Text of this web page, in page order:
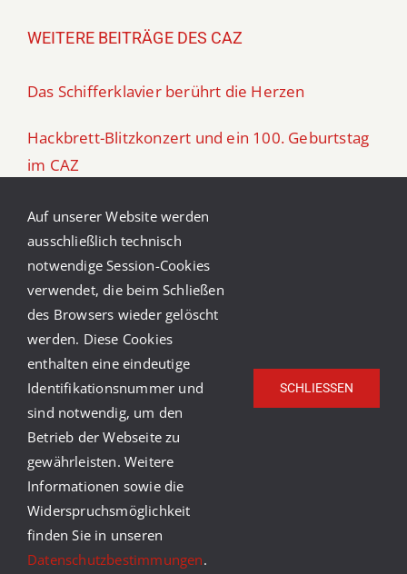
WEITERE BEITRÄGE DES CAZ
Das Schifferklavier berührt die Herzen
Hackbrett-Blitzkonzert und ein 100. Geburtstag
im CAZ
Frühlingsgefühle im CAZ
Winter Ade!
Vorweihnachtszeit im CAZ
© Copyright Caritasverband Heidelberg-Rhein-Neckar
e.V.
2026 | Caritas Deutschland
Auf unserer Website werden
ausschließlich technisch
notwendige Session-Cookies
verwendet, die beim Schließen
des Browsers wieder gelöscht
werden. Diese Cookies
enthalten eine eindeutige
Identifikationsnummer und
sind notwendig, um den
Betrieb der Webseite zu
gewährleisten. Weitere
Informationen sowie die
Widerspruchsmöglichkeit
finden Sie in unseren
Datenschutzbestimmungen.
SCHLIESSEN